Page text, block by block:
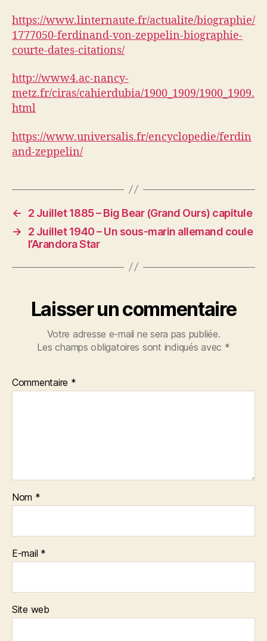
https://www.linternaute.fr/actualite/biographie/
1777050-ferdinand-von-zeppelin-biographie-
courte-dates-citations/
http://www4.ac-nancy-
metz.fr/ciras/cahierdubia/1900_1909/1900_1909.
html
https://www.universalis.fr/encyclopedie/ferdin
and-zeppelin/
←
2 Juillet 1885 – Big Bear (Grand Ours) capitule
→
2 Juillet 1940 – Un sous-marin allemand coule
l’Arandora Star
Laisser un commentaire
Votre adresse e-mail ne sera pas publiée.
Les champs obligatoires sont indiqués avec *
Commentaire *
Nom *
E-mail *
Site web